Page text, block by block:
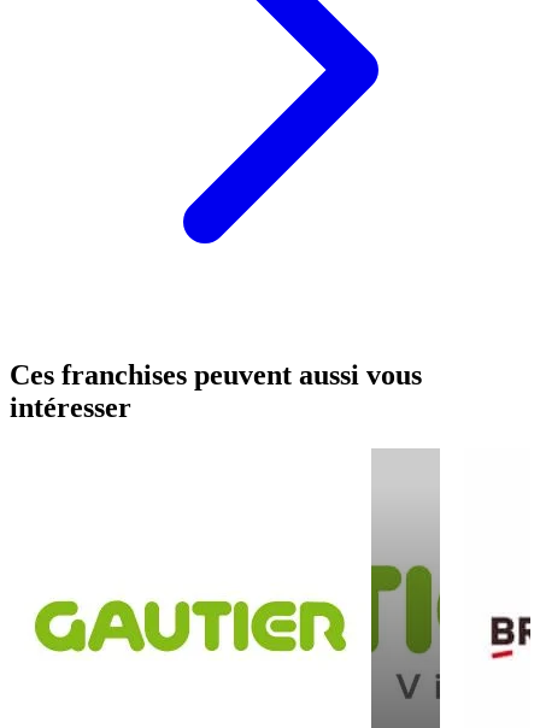
Ces franchises peuvent aussi vous
intéresser